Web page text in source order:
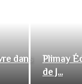
dans
Plimay
de J...